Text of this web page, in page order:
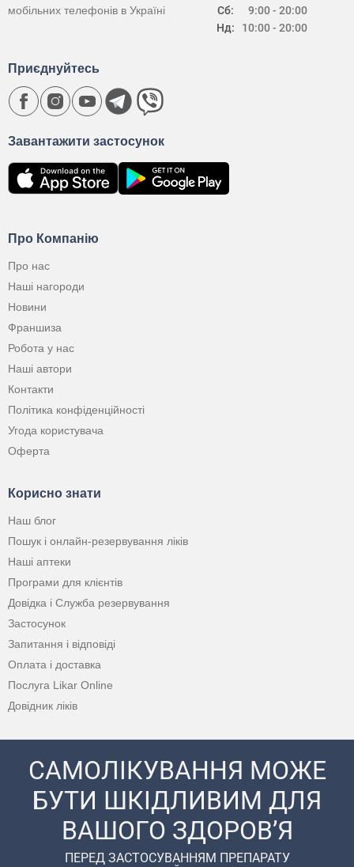
Сб:
Нд:
9:00 - 20:00
10:00 - 20:00
мобільних телефонів в Україні
Про Компанію
Про нас
Наші нагороди
Новини
Франшиза
Робота у нас
Наші автори
Контакти
Політика конфіденційності
Угода користувача
Оферта
Корисно знати
Наш блог
Пошук і онлайн-резервування ліків
Наші аптеки
Програми для клієнтів
Довідка і Служба резервування
Застосунок
Запитання і відповіді
Оплата і доставка
Послуга Likar Online
Довідник ліків
Завантажити застосунок
Приєднуйтесь
САМОЛІКУВАННЯ МОЖЕ
БУТИ ШКІДЛИВИМ ДЛЯ
ВАШОГО ЗДОРОВ’Я
ПЕРЕД ЗАСТОСУВАННЯМ ПРЕПАРАТУ